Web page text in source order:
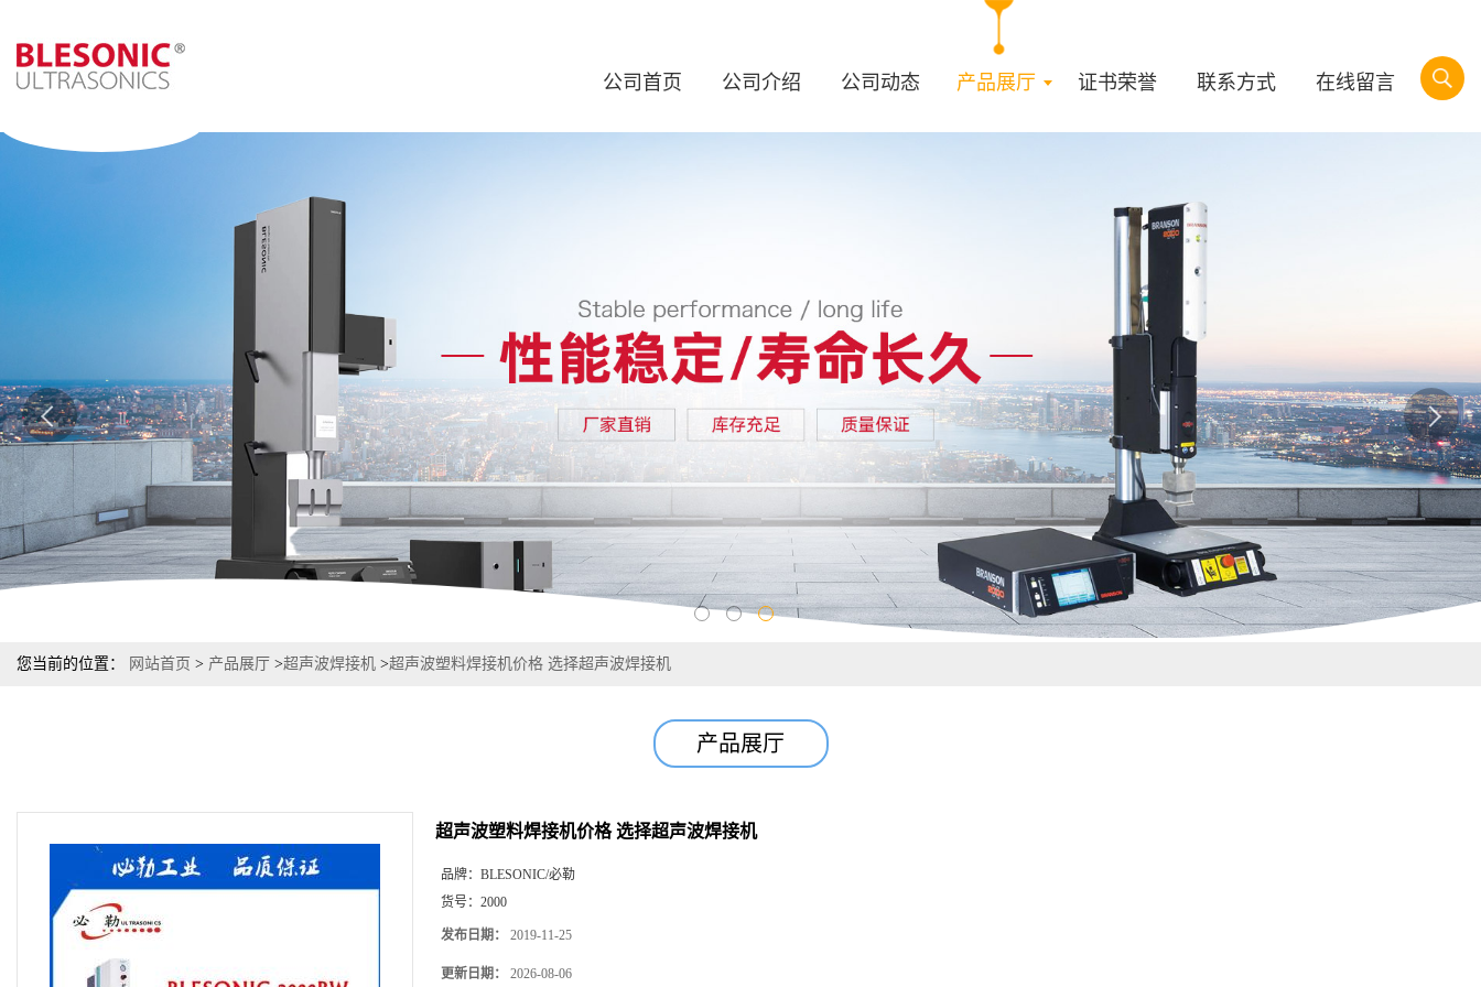
公司首页 公司介绍 公司动态 产品展厅 证书荣誉 联系方式 在线留言
您当前的位置： 网站首页 > 产品展厅 >超声波焊接机 >超声波塑料焊接机价格 选择超声波焊接机
产品展厅
超声波塑料焊接机价格 选择超声波焊接机
品牌： BLESONIC/必勒
货号： 2000
发布日期： 2019-11-25
更新日期： 2026-08-06